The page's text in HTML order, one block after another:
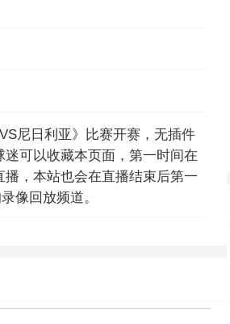
尼日利亚》比赛开赛，无插件
可以收藏本页面，第一时间在
，本站也会在直播结束后第一
像回放频道。